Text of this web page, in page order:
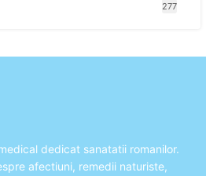
277
dedicat sanatatii romanilor.
afectiuni, remedii naturiste,